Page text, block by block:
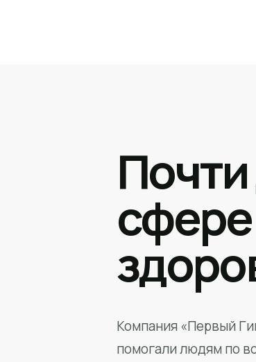
Почти
Компания «Первый
помогали людям по